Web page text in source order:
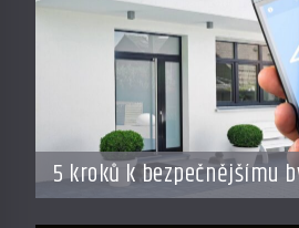
5 kroků k bezpečnějšímu
dovolené